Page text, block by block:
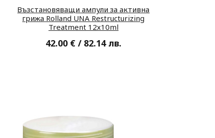
Възстановяващи ампули за активна
грижа Rolland UNA Restructurizing
Treatment 12х10ml
42.00 € / 82.14 лв.